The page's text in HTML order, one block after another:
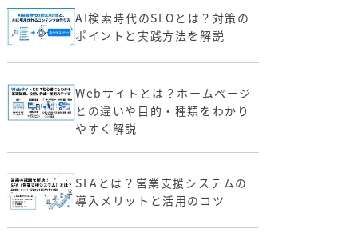
AI検索時代のSEOとは？対策の
ポイントと実践方法を解説
Webサイトとは？ホームページ
との違いや目的・種類をわかり
やすく解説
SFAとは？営業支援システムの
導入メリットと活用のコツ